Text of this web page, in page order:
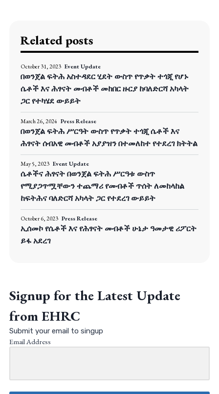
Related posts
October 31, 2023 Event Update
በወንጀል ፍትሕ አስተዳደር ሂደት ውስጥ የጥቃት ተጎጂ የሆኑ
ሴቶች እና ሕፃናት መብቶች መከበር ዙርያ ከባለድርሻ አካላት
ጋር የተካሄደ ውይይት
March 26, 2024 Press Release
በወንጀል ፍትሕ ሥርዓት ውስጥ የጥቃት ተጎጂ ሴቶች እና
ሕፃናት ሰብአዊ መብቶች አያያዝን በተመለከተ የተደረገ ክትትል
May 5, 2023 Event Update
ሴቶችና ሕፃናት በወንጀል ፍትሕ ሥርዓቱ ውስጥ
የሚያጋጥሟቸውን ተጨማሪ የመብቶች ጥሰት ለመከላከል
ከፍትሕና ባለድርሻ አካላት ጋር የተደረገ ውይይት
October 6, 2023 Press Release
ኢሰመኮ የሴቶች እና የሕፃናት መብቶች ሁኔታ ዓመታዊ ሪፖርት
ይፋ አደረገ
Signup for the Latest Update
from EHRC
Submit your email to singup
Email Address